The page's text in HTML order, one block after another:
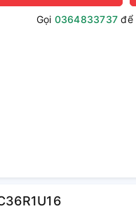
Gọi 0364833737 để